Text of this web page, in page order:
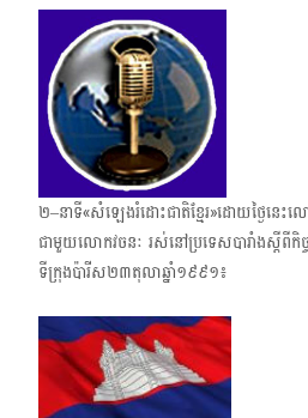
២–នាទី«សំឡេងរំដោះជាតិខ្មែរ»ដោយថ្ងៃន
ជាមួយលោកវចនៈ រស់នៅប្រទេសបារាំងស្តីពីកិច្
ទីក្រុងប៉ារីស២៣តុលាឆ្នាំ១៩៩១៖